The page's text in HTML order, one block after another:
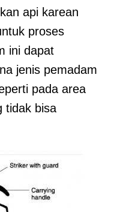
api karean
proses
ini dapat
jenis pemadam
pada area
tidak bisa